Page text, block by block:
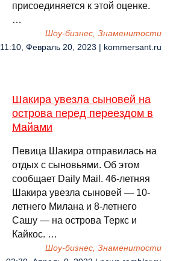
присоединяется к этой оценке.
…
Шоу-бизнес, Знаменитости
11:10, Февраль 20, 2023 | kommersant.ru
Шакира увезла сыновей на
острова перед переездом в
Майами
Певица Шакира отправилась на
отдых с сыновьями. Об этом
сообщает Daily Mail. 46-летняя
Шакира увезла сыновей — 10-
летнего Милана и 8-летнего
Сашу — на острова Теркс и
Кайкос. …
Шоу-бизнес, Знаменитости